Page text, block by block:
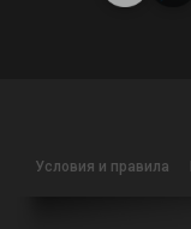
Условия и правила